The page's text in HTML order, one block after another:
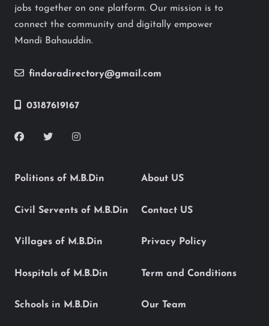
jobs together on one platform. Our mission is to
connect the community and digitally empower
Mandi Bahauddin.
findoradirectory@gmail.com
03187619167
Politions of M.B.Din
Civil Servents of M.B.Din
Villages of M.B.Din
Hospitals of M.B.Din
Schools in M.B.Din
About US
Contact US
Privacy Policy
Term and Conditions
Our Team